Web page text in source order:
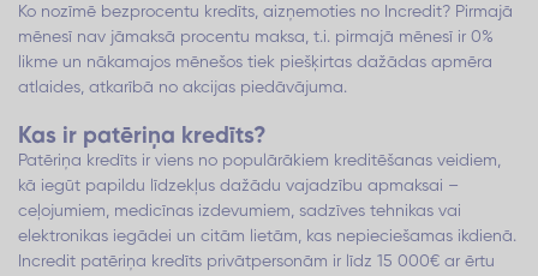
Ko nozīmē bezprocentu kredīts, aizņemoties no Incredit? Pirmajā
mēnesī nav jāmaksā procentu maksa, t.i. pirmajā mēnesī ir 0%
likme un nākamajos mēnešos tiek piešķirtas dažādas apmēra
atlaides, atkarībā no akcijas piedāvājuma.
Kas ir patēriņa kredīts?
Patēriņa kredīts ir viens no populārākiem kreditēšanas veidiem,
kā iegūt papildu līdzekļus dažādu vajadzību apmaksai –
ceļojumiem, medicīnas izdevumiem, sadzīves tehnikas vai
elektronikas iegādei un citām lietām, kas nepieciešamas ikdienā.
Incredit patēriņa kredīts privātpersonām ir līdz 15 000€ ar ērtu